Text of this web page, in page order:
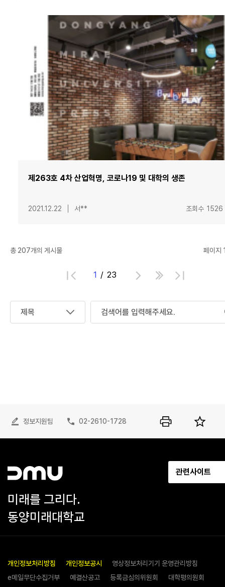
제263호 4차 산업혁명, 코로나19 및 대학의 생존
2021.12.22 서** 조회수 1526
1 23
총 207개의 게시물 페이지
정보지원팀 02-2610-1728
미래를 그리다.
동양미래대학교
관련사이트
개인정보처리방침 개인정보공시
영상정보처리기기 운영관리방침
e메일무단수집거부
예결산공고 등록금심의위원회
대학평의원회